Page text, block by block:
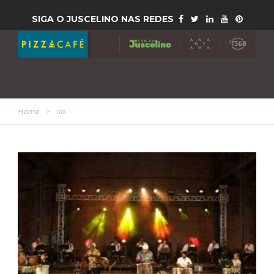
SIGA O JUSCELINO NAS REDES
Home > rio